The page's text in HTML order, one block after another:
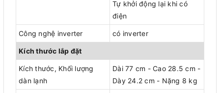
Tự khởi động lại khi có
điện
Công nghệ inverter có inverter
Kích thước lắp đặt
Kích thước, Khối lượng
dàn lạnh
Dài 77 cm - Cao 28.5 cm -
Dày 24.2 cm - Nặng 8 kg